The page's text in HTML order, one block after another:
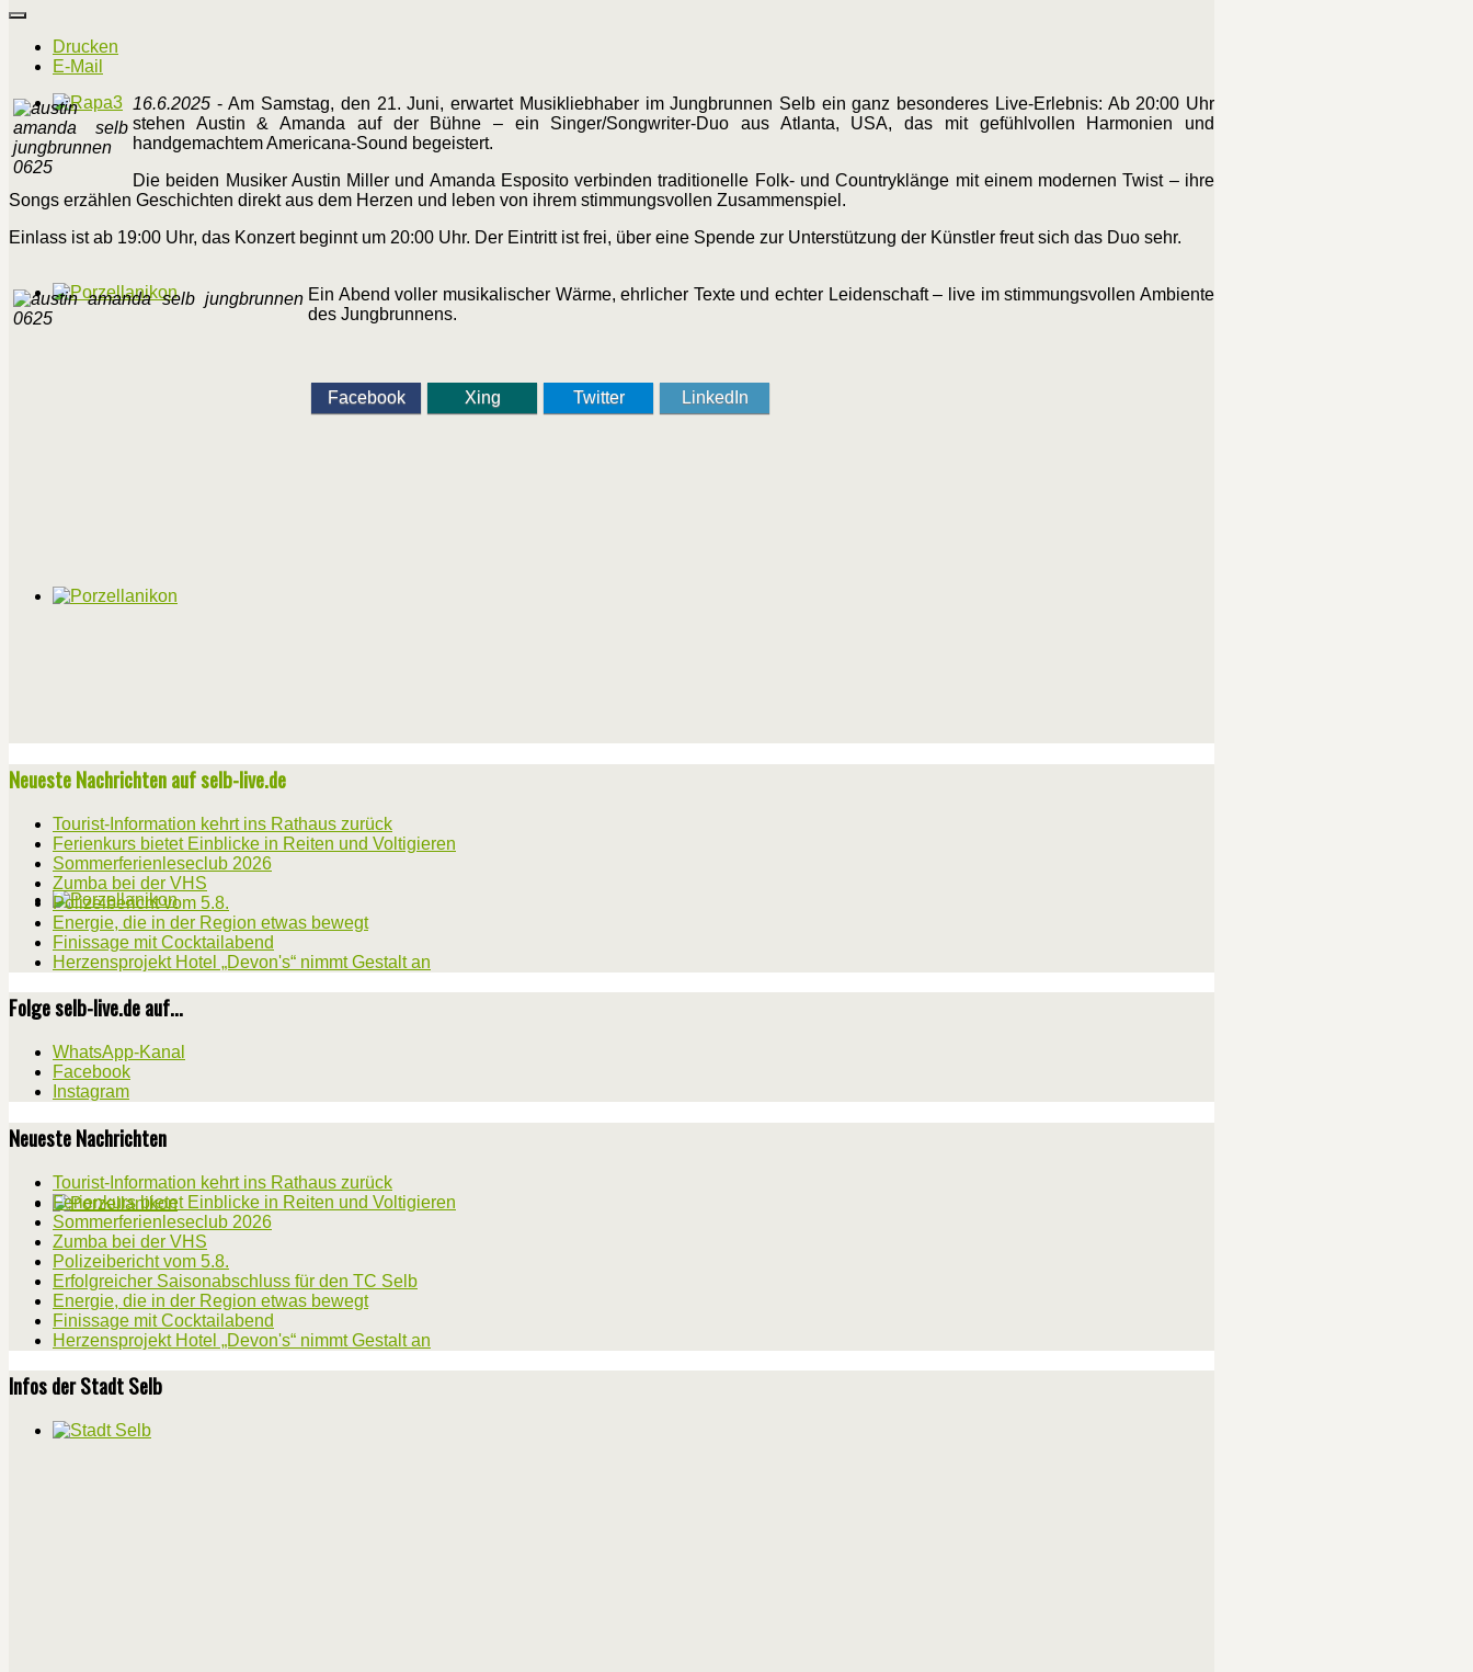
Drucken
E-Mail
16.6.2025 - Am Samstag, den 21. Juni, erwartet Musikliebhaber im Jungbrunnen Selb ein ganz besonderes Live-Erlebnis: Ab 20:00 Uhr
stehen Austin & Amanda auf der Bühne – ein Singer/Songwriter-Duo aus Atlanta, USA, das mit gefühlvollen Harmonien und
handgemachtem Americana-Sound begeistert.
Die beiden Musiker Austin Miller und Amanda Esposito verbinden traditionelle Folk- und Countryklänge mit einem modernen Twist – ihre
Songs erzählen Geschichten direkt aus dem Herzen und leben von ihrem stimmungsvollen Zusammenspiel.
Einlass ist ab 19:00 Uhr, das Konzert beginnt um 20:00 Uhr. Der Eintritt ist frei, über eine Spende zur Unterstützung der Künstler freut sich das Duo sehr.
Ein Abend voller musikalischer Wärme, ehrlicher Texte und echter Leidenschaft – live im stimmungsvollen Ambiente
des Jungbrunnens.
Facebook Xing Twitter LinkedIn
Neueste Nachrichten auf selb-live.de
Tourist-Information kehrt ins Rathaus zurück
Ferienkurs bietet Einblicke in Reiten und Voltigieren
Sommerferienleseclub 2026
Zumba bei der VHS
Polizeibericht vom 5.8.
Energie, die in der Region etwas bewegt
Finissage mit Cocktailabend
Herzensprojekt Hotel „Devon's“ nimmt Gestalt an
Folge selb-live.de auf...
WhatsApp-Kanal
Facebook
Instagram
Neueste Nachrichten
Tourist-Information kehrt ins Rathaus zurück
Ferienkurs bietet Einblicke in Reiten und Voltigieren
Sommerferienleseclub 2026
Zumba bei der VHS
Polizeibericht vom 5.8.
Erfolgreicher Saisonabschluss für den TC Selb
Energie, die in der Region etwas bewegt
Finissage mit Cocktailabend
Herzensprojekt Hotel „Devon's“ nimmt Gestalt an
Infos der Stadt Selb